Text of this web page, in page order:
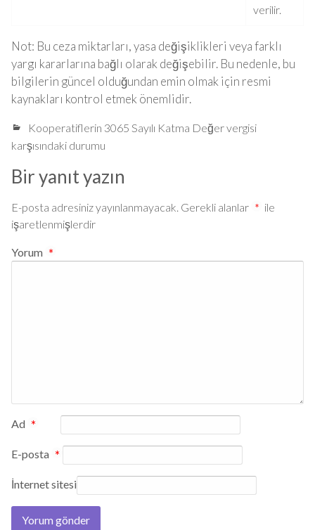
verilir.
Not: Bu ceza miktarları, yasa değişiklikleri veya farklı
yargı kararlarına bağlı olarak değişebilir. Bu nedenle, bu
bilgilerin güncel olduğundan emin olmak için resmi
kaynakları kontrol etmek önemlidir.
Kooperatiflerin 3065 Sayılı Katma Değer vergisi
karşısındaki durumu
Bir yanıt yazın
E-posta adresiniz yayınlanmayacak. Gerekli alanlar * ile
işaretlenmişlerdir
Yorum *
Ad *
E-posta *
İnternet sitesi